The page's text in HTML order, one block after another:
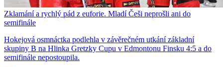
Zklamání a rychlý pád z euforie. Mladí Češi neprošli ani do
semifinále
Hokejová osmnáctka podlehla v závěrečném utkání základní
skupiny B na Hlinka Gretzky Cupu v Edmontonu Finsku 4:5 a do
semifinále nepostoupila.